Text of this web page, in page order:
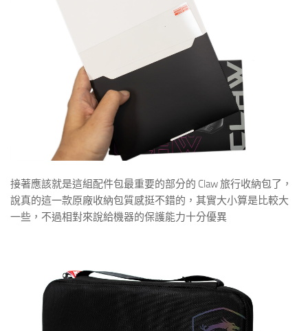
接著應該就是這組配件包最重要的部分的 Claw 旅行收納包了，
說真的這一款原廠收納包質感挺不錯的，其實大小算是比較大
一些，不過相對來說給機器的保護能力十分優異